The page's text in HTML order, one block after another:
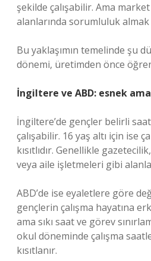
şekilde çalışabilir. Ama
alanlarında sorumluluk
Bu yaklaşımın temelinde şu
dönemi, üretimden önce
İngiltere ve ABD: esnek
İngiltere’de gençler belirli saat
çalışabilir. 16 yaş altı için ise
kısıtlıdır. Genellikle
veya aile işletmeleri gibi
ABD’de ise eyaletlere göre
gençlerin çalışma hayatına
ama sıkı saat ve görev
okul döneminde çalışma
kısıtlanır.